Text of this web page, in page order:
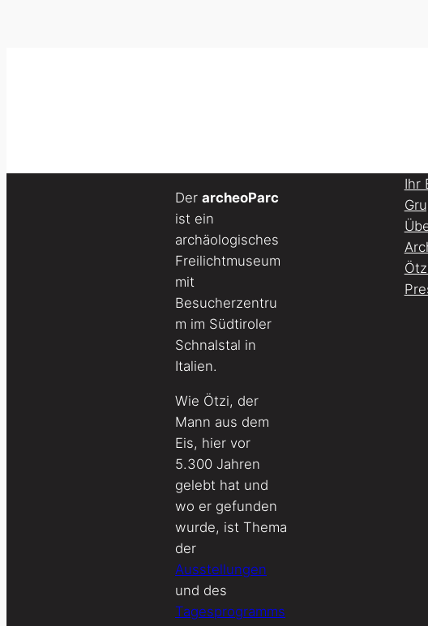
Der archeoParc
ist ein
archäologisches
Freilichtmuseum
mit
Besucherzentru
m im Südtiroler
Schnalstal in
Italien.
Wie Ötzi, der
Mann aus dem
Eis, hier vor
5.300 Jahren
gelebt hat und
wo er gefunden
wurde, ist Thema
der
Ausstellungen
und des
Tagesprogramms
Ihr